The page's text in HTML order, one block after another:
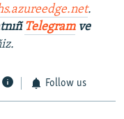
.
Telegramve
Follow us